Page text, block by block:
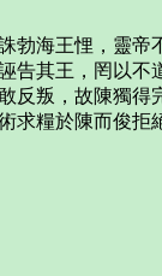
海王悝，靈
其王，罔以不
叛，故陳獨得
糧於陳而俊拒